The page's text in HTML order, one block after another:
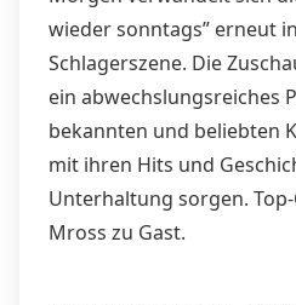
wieder sonntags” erneut
Schlagerszene. Die
ein abwechslungsreiches
bekannten und beliebten
mit ihren Hits und
Unterhaltung sorgen.
Mross zu Gast.